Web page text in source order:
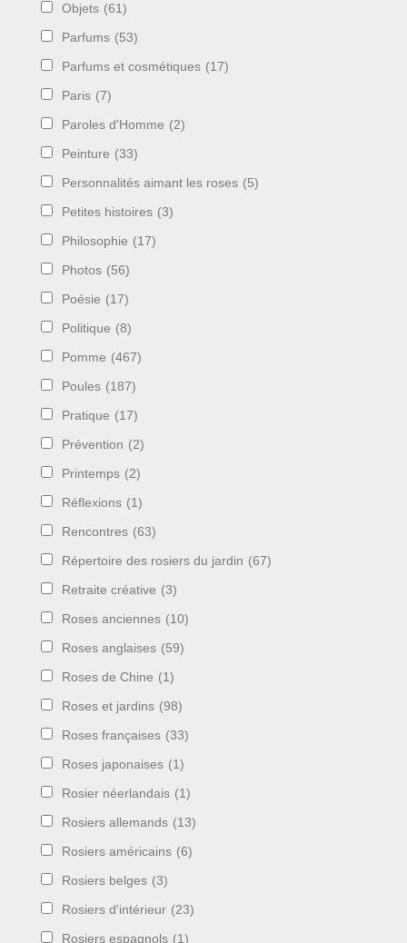
Objets (61)
Parfums (53)
Parfums et cosmétiques (17)
Paris (7)
Paroles d'Homme (2)
Peinture (33)
Personnalités aimant les roses (5)
Petites histoires (3)
Philosophie (17)
Photos (56)
Poésie (17)
Politique (8)
Pomme (467)
Poules (187)
Pratique (17)
Prévention (2)
Printemps (2)
Réflexions (1)
Rencontres (63)
Répertoire des rosiers du jardin (67)
Retraite créative (3)
Roses anciennes (10)
Roses anglaises (59)
Roses de Chine (1)
Roses et jardins (98)
Roses françaises (33)
Roses japonaises (1)
Rosier néerlandais (1)
Rosiers allemands (13)
Rosiers américains (6)
Rosiers belges (3)
Rosiers d'intérieur (23)
Rosiers espagnols (1)